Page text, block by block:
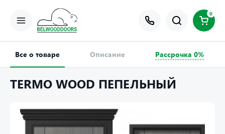
0
Все о товаре Описание Рассрочка 0%
TERMO WOOD ПЕПЕЛЬНЫЙ